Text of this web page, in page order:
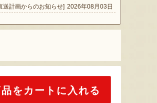
送計画からのお知らせ] 2026年08月03日
をカートに入れる